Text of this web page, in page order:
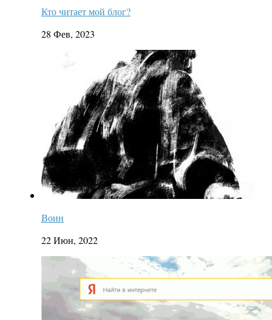
Кто читает мой блог?
28 Фев, 2023
Воин
22 Июн, 2022